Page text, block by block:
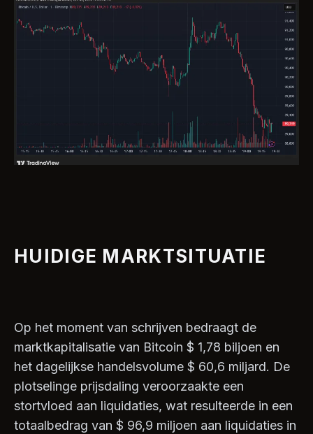
HUIDIGE MARKTSITUATIE
Op het moment van schrijven bedraagt ​​de
marktkapitalisatie van Bitcoin $ 1,78 biljoen en
het dagelijkse handelsvolume $ 60,6 miljard. De
plotselinge prijsdaling veroorzaakte een
stortvloed aan liquidaties, wat resulteerde in een
totaalbedrag van $ 96,9 miljoen aan liquidaties in